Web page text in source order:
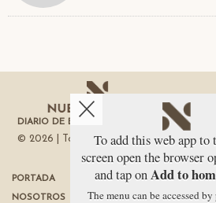
DIARIO DE ECONOMÍA DE LA REGIÓN DE
© 2026 | Todos los derechos reservados
PORTADA
NOSOTROS
TÉRMINOS
Aviso sobre el Uso
Utilizamos cookies nuestras
funcionamiento del digital.
cookies y como
To add this web app to
screen open the browser
and tap onAdd to
The menu can be accessed